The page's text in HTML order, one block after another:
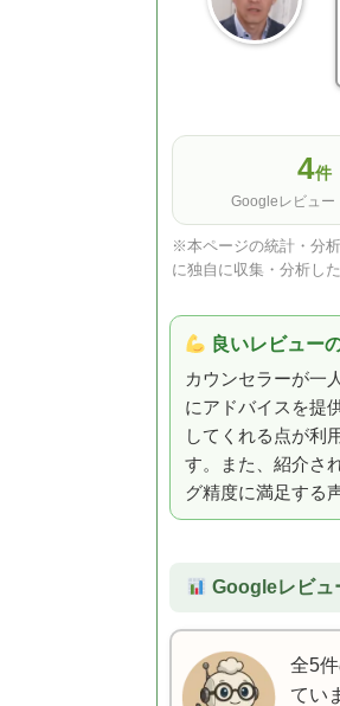
4件
Googleレビュー
※本ページの統計・分
に独自に収集・分析し
良いレビュー
カウンセラーが一
にアドバイスを提
してくれる点が利
す。また、紹介さ
グ精度に満足する
Googleレビュ
全5
てい